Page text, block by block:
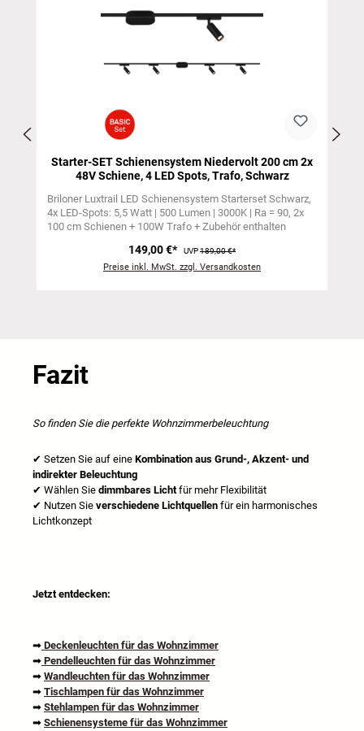
Starter-SET Schienensystem Niedervolt 200 cm 2x
48V Schiene, 4 LED Spots, Trafo, Schwarz
Briloner Luxtrail LED Schienensystem Starterset Schwarz
4x LED-Spots: 5,5 Watt | 500 Lumen | 3000K | Ra = 90 2x
100 cm Schienen + 100W Trafo + Zubehör enthalten
149,00 €* UVP189,00 €*
Preise inkl. MwSt. zzgl. Versandkosten
Fazit
So finden Sie die perfekte Wohnzimmerbeleuchtung
✔ Setzen Sie auf eine Kombination aus Grund-, Akzent- und
indirekter Beleuchtung
✔ Wählen Sie dimmbares Lichtfür mehr Flexibilität
✔ Nutzen Sie verschiedene Lichtquellen für ein harmonisches
Lichtkonzept
Jetzt entdecken:
➡ Deckenleuchten für das Wohnzimmer
➡ Pendelleuchten für das Wohnzimmer
➡ Wandleuchten für das Wohnzimmer
➡ Tischlampen für das Wohnzimmer
➡ Stehlampen für das Wohnzimmer
➡ Schienensysteme für das Wohnzimmer